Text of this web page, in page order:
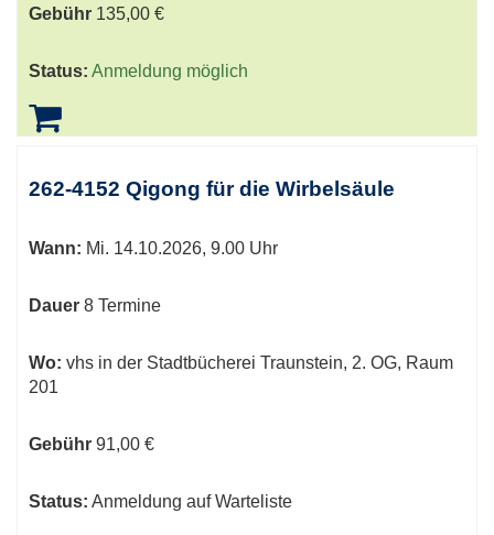
Gebühr 135,00 €
Status: Anmeldung möglich
262-4152 Qigong für die Wirbelsäule
Wann: Mi. 14.10.2026, 9.00 Uhr
Dauer 8 Termine
Wo: vhs in der Stadtbücherei Traunstein, 2. OG, Raum
201
Gebühr 91,00 €
Status: Anmeldung auf Warteliste